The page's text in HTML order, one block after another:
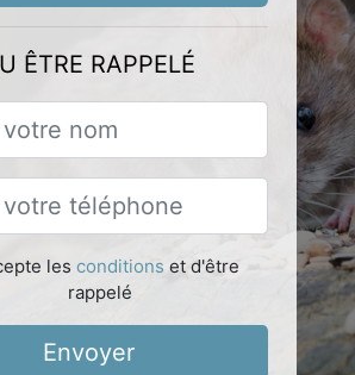
ÊTRE RAPPELÉ
les conditions et d'être
rappelé
Envoyer